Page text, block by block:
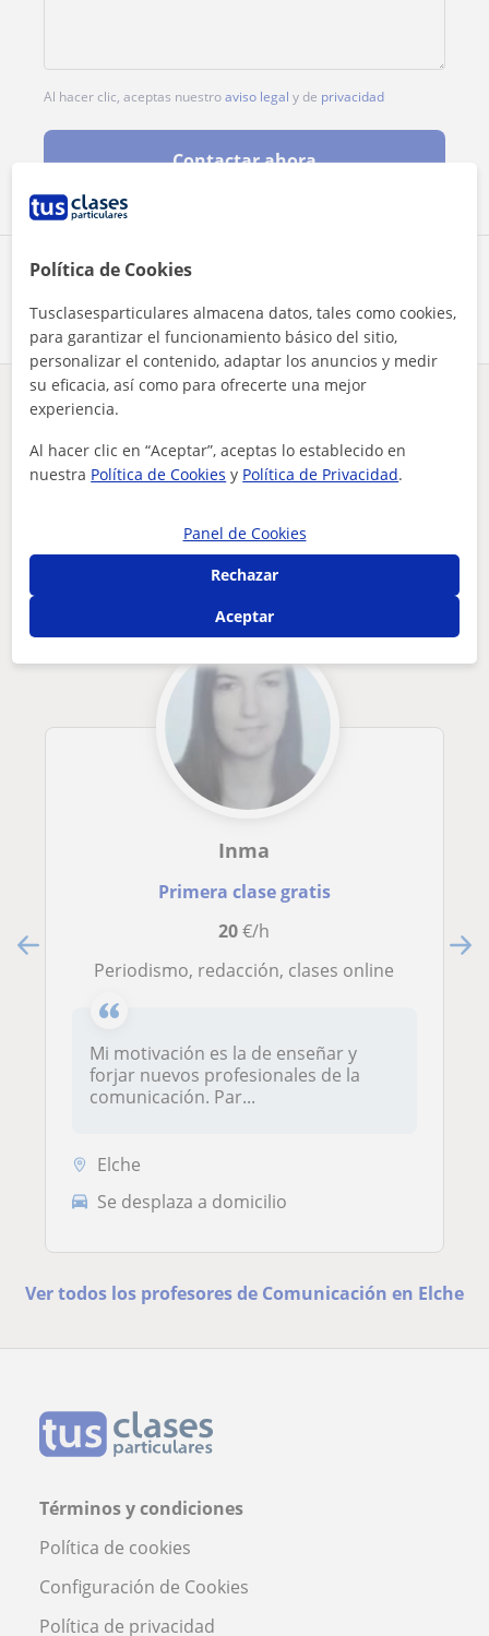
Comparte a este profesor
Al hacer clic, aceptas nuestroaviso legal y de privacidad
Contactar ahora
¿Hay algún error en este perfil?
Tus clases particulares Comunicación Alicante
Elche
licenciada en comunicación social y periodismo con máster en...
Otros profesores de Comunicación en
Elche que pueden interesarte
Inma
Primera clase gratis
20€/h
Periodismo, redacción, clases online
Mi motivación es la de enseñar y
forjar nuevos profesionales de la
comunicación. Par...
Elche
Se desplaza a domicilio
Ver todos los profesores de Comunicación en Elche
Términos y condiciones
Política de cookies
Configuración de Cookies
Política de privacidad
Política de Cookies
Tusclasesparticulares almacena datos, tales como cookies,
para garantizar el funcionamiento básico del sitio,
personalizar el contenido, adaptar los anuncios y medir
su eficacia, así como para ofrecerte una mejor
experiencia.
Al hacer clic en “Aceptar”, aceptas lo establecido en
nuestra Política de Cookies y Política de Privacidad.
Panel de Cookies
Rechazar
Aceptar